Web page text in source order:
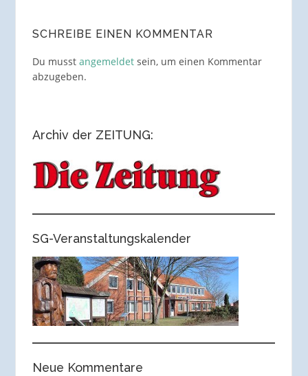
SCHREIBE EINEN KOMMENTAR
Du musst angemeldetsein, um einen Kommentar
abzugeben.
Archiv der ZEITUNG:
SG-Veranstaltungskalender
Neue Kommentare